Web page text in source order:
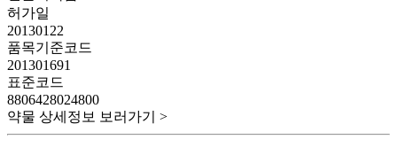
허가일
20130122
품목기준코드
201301691
표준코드
8806428024800
약물 상세정보 보러가기 >